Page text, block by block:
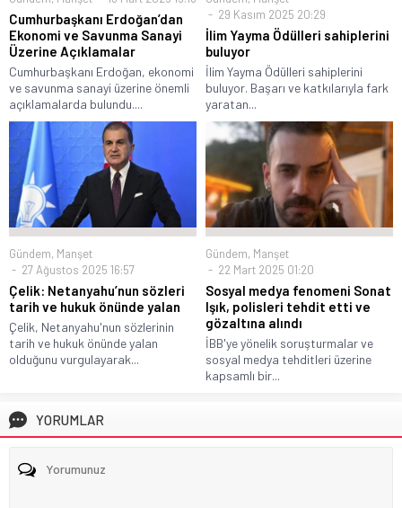
Cumhurbaşkanı Erdoğan’dan
Ekonomi ve Savunma Sanayi
Üzerine Açıklamalar
Cumhurbaşkanı Erdoğan, ekonomi
ve savunma sanayi üzerine önemli
açıklamalarda bulundu....
29 Kasım 2025 20:29
İlim Yayma Ödülleri sahiplerini
buluyor
İlim Yayma Ödülleri sahiplerini
buluyor. Başarı ve katkılarıyla fark
yaratan...
Gündem, Manşet
27 Ağustos 2025 16:57
Çelik: Netanyahu’nun sözleri
tarih ve hukuk önünde yalan
Çelik, Netanyahu'nun sözlerinin
tarih ve hukuk önünde yalan
olduğunu vurgulayarak...
Gündem, Manşet
22 Mart 2025 01:20
Sosyal medya fenomeni Sonat
Işık, polisleri tehdit etti ve
gözaltına alındı
İBB'ye yönelik soruşturmalar ve
sosyal medya tehditleri üzerine
kapsamlı bir...
YORUMLAR